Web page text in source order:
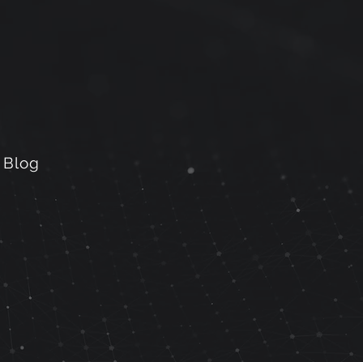
Blog